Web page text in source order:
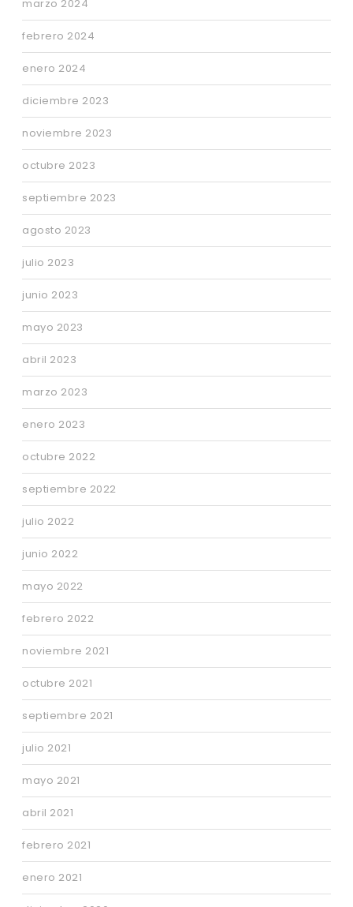
marzo 2024
febrero 2024
enero 2024
diciembre 2023
noviembre 2023
octubre 2023
septiembre 2023
agosto 2023
julio 2023
junio 2023
mayo 2023
abril 2023
marzo 2023
enero 2023
octubre 2022
septiembre 2022
julio 2022
junio 2022
mayo 2022
febrero 2022
noviembre 2021
octubre 2021
septiembre 2021
julio 2021
mayo 2021
abril 2021
febrero 2021
enero 2021